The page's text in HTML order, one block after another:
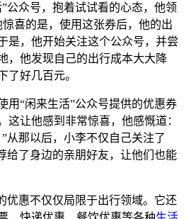
公众号，抱着试试看的心态，他领
喜的是，使用这张券后，他的出
是，他开始关注这个公众号，并尝
，他发现自己的出行成本大大降
了好几百元。
用“闲来生活”公众号提供的优惠券
这让他感到非常惊喜，他感慨道：
从那以后，小李不仅自己关注了
给了身边的亲朋好友，让他们也能
优惠不仅仅局限于出行领域。它还